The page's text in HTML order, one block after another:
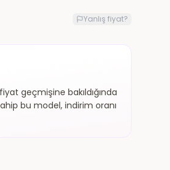
Yanlış fiyat?
geçmişine bakıldığında
bu model, indirim oranı